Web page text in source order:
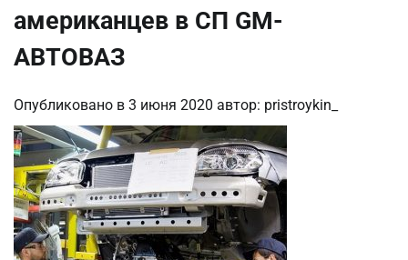
американцев в СП GM-
АВТОВАЗ
Опубликовано в 3 июня 2020 автор: pristroykin_